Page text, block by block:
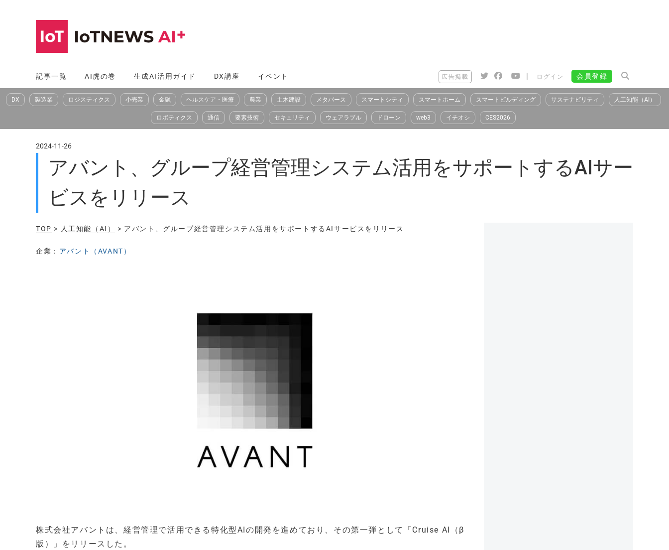
へ
ス
記事一覧 AI虎の巻 生成AI活用ガイド DX講座 イベント 広告掲載 | ログイン 会員登録
DX 製造業 ロジスティクス 小売業 金融 ヘルスケア・医療 農業 土木建設 メタバース スマートシティ スマートホーム スマートビルディング サステナビリティ 人工知能（AI）
ロボティクス 通信 要素技術 セキュリティ ウェアラブル ドローン web3 イチオシ CES2026
2024-11-26
アバント、グループ経営管理システム活用をサポートするAIサー
ビスをリリース
TOP > 人工知能（AI） > アバント、グループ経営管理システム活用をサポートするAIサービスをリリース
企業： アバント（AVANT）
株式会社アバントは、経営管理で活用できる特化型AIの開発を進めており、その第一弾として「Cruise AI（β
版）」をリリースした。